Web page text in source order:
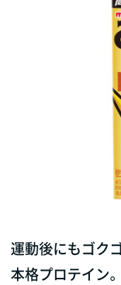
運動後にもゴク
本格プロテイン。